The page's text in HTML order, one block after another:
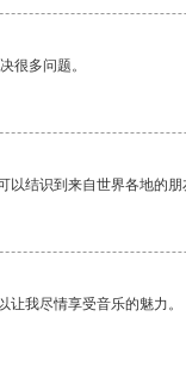
很多问题。
结识到来自世界各地的朋
我尽情享受音乐的魅力。